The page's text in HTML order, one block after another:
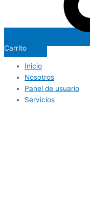
Carrito
Inicio
Nosotros
Panel de usuario
Servicios